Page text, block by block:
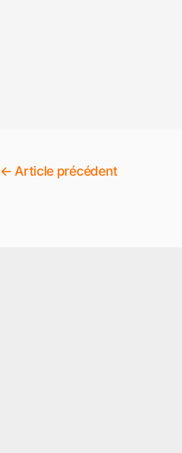
← Article précédent